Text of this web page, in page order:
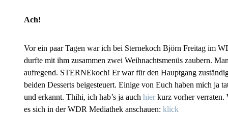
Ach!
Vor ein paar Tagen war ich bei Sternekoch Björn Freitag im
durfte mit ihm zusammen zwei Weihnachtsmenüs zaubern.
aufregend. STERNEkoch! Er war für den Hauptgang
beiden Desserts beigesteuert. Einige von Euch haben mich ja
und erkannt. Thihi, ich hab’s ja auchhier kurz vorher verraten.
es sich in der WDR Mediathek anschauen:klick